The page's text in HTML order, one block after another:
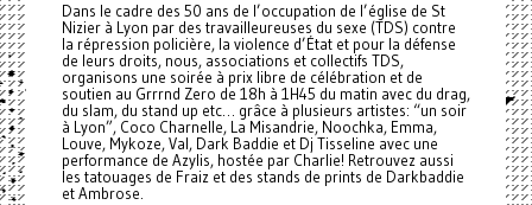
Dans le cadre des 50 ans de l’occupation de l’église de St
Nizier à Lyon par des travailleureuses du sexe (TDS) contre
la répression policière, la violence d’État et pour la défense
de leurs droits, nous, associations et collectifs TDS,
organisons une soirée à prix libre de célébration et de
soutien au Grrrnd Zero de 18h à 1H45 du matin avec du drag,
du slam, du stand up etc… grâce à plusieurs artistes: “un soir
à Lyon”, Coco Charnelle, La Misandrie, Noochka, Emma,
Louve, Mykoze, Val, Dark Baddie et Dj Tisseline avec une
performance de Azylis, hostée par Charlie! Retrouvez aussi
les tatouages de Fraiz et des stands de prints de Darkbaddie
et Ambrose.